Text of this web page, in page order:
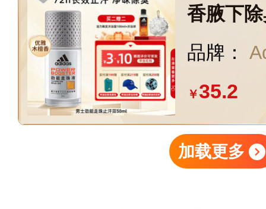
香腋下
正品
品牌：
￥35.2
加载更多